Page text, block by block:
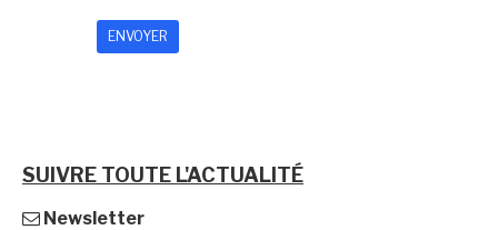
SUIVRE TOUTE L'ACTUALITÉ
Newsletter